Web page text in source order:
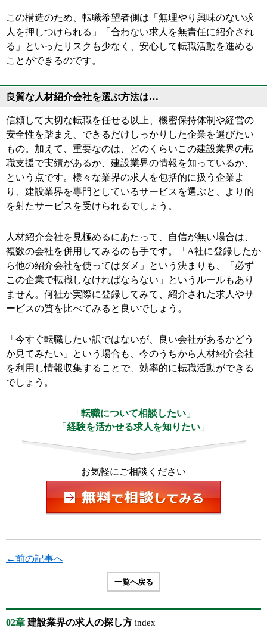
この構造のため、転職希望者側は「無理やり興味のない求
人を押しつけられる」「合わない求人を無責任に紹介され
る」といったリスクも少なく、安心して転職活動を進める
ことができるのです。
良質な人材紹介会社を選ぶ方法は…
信頼して大切な転職を任せる以上、機密保持体制や経営の
安全性を踏まえ、できるだけしっかりした企業を選びたい
もの。加えて、重要なのは、どのくらいこの建設業界の転
職支援で実績があるか、建設業界の情報を知っているか、
という点です。様々な業界の求人を包括的に扱う企業よ
り、建設業界を専門としているサービスを選ぶと、より的
を射たサービスを受けられるでしょう。
人材紹介会社を見極めるにあたって、自信が無い場合は、
複数の会社を併用してみるのも手です。「A社に登録したか
ら他の紹介会社を使ってはダメ」という決まりも、「必ず
この企業で転職しなければならない」というルールもあり
ません。何社か実際に登録してみて、紹介された求人やサ
ービスの質を比べてみると良いでしょう。
「今すぐ転職したい訳ではないが、良い会社があるかどう
か見てみたい」という場合も、今のうちから人材紹介会社
を利用し情報収集することで、効率的に転職活動ができる
でしょう。
「 転職について相談したい 」
「 経験を活かせる求人を知りたい 」
お気軽にご相談ください
←前の記事へ
一覧へ戻る
02章 建設業界の求人の探し方 index